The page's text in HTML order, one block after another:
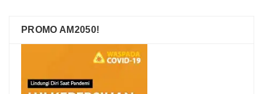
PROMO AM2050!